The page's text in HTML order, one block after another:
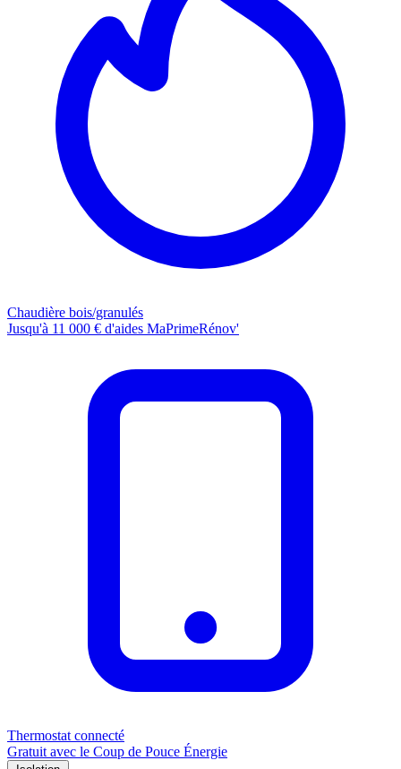
Chaudière bois/granulés
Jusqu'à 11 000 € d'aides MaPrimeRénov'
Thermostat connecté
Gratuit avec le Coup de Pouce Énergie